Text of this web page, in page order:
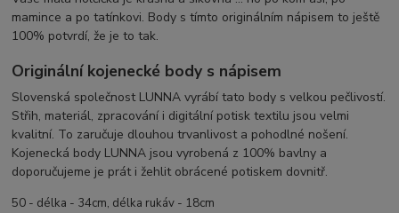
mamince a po tatínkovi. Body s tímto originálním nápisem to ještě
100% potvrdí, že je to tak.
Originální kojenecké body s nápisem
Slovenská společnost LUNNA vyrábí tato body s velkou pečlivostí.
Střih, materiál, zpracování i digitální potisk textilu jsou velmi
kvalitní. To zaručuje dlouhou trvanlivost a pohodlné nošení.
Kojenecká body LUNNA jsou vyrobená z 100% bavlny a
doporučujeme je prát i žehlit obrácené potiskem dovnitř.
50 - délka - 34cm, délka rukáv - 18cm